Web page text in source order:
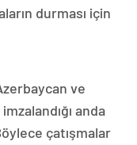
durması için
ve
anda
çatışmalar